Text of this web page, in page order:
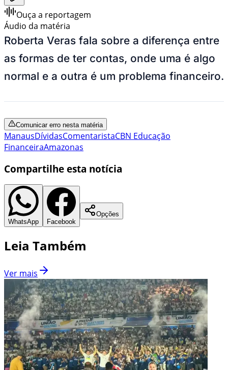
Ouça a reportagem
Áudio da matéria
Roberta Veras fala sobre a diferença entre
as formas de ter contas, onde uma é algo
normal e a outra é um problema financeiro.
Comunicar erro nesta matéria
ManausDívidasComentaristaCBN Educação
FinanceiraAmazonas
Compartilhe esta notícia
WhatsApp Facebook
Opções
Leia Também
Ver mais